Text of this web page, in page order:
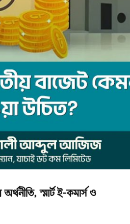
স্মার্ট ই-কমার্স ও